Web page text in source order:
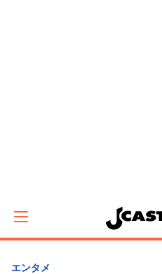
エンタメ